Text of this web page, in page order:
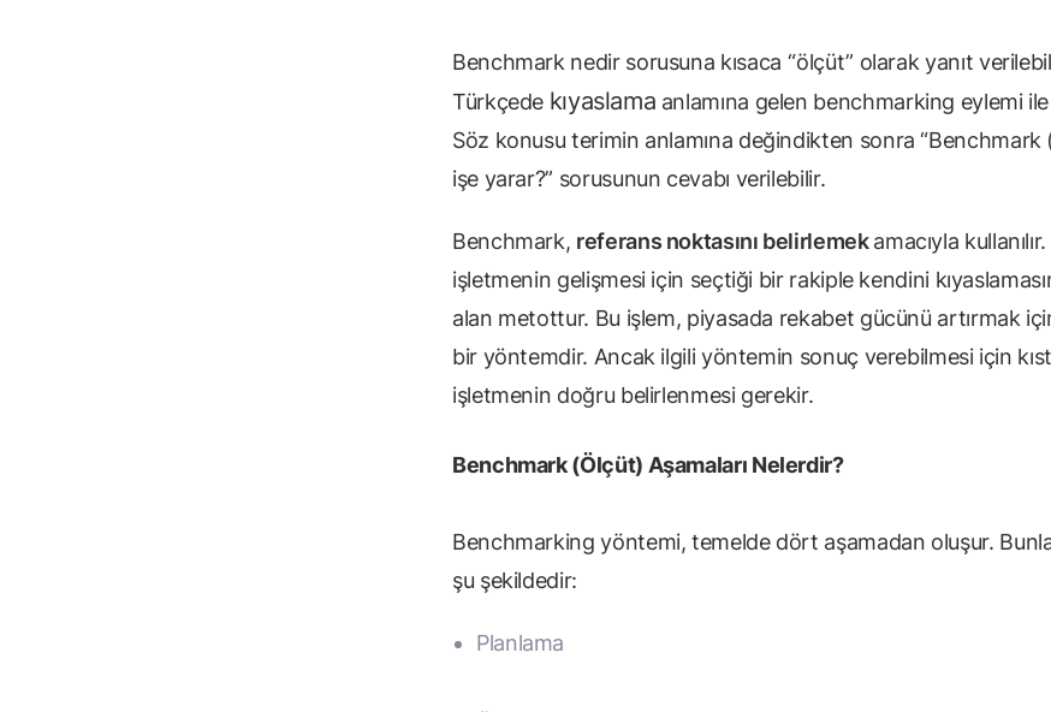
Benchmark nedir sorusuna kısaca “ölçüt” olarak yanıt
Türkçede kıyaslama anlamına gelen benchmarking eylemi
Söz konusu terimin anlamına değindikten sonra “Benchmark
işe yarar?” sorusunun cevabı verilebilir.
Benchmark, referans noktasını belirlemekamacıyla
işletmenin gelişmesi için seçtiği bir rakiple kendini
alan metottur. Bu işlem, piyasada rekabet gücünü artırmak için
bir yöntemdir. Ancak ilgili yöntemin sonuç verebilmesi için
işletmenin doğru belirlenmesi gerekir.
Benchmark (Ölçüt) Aşamaları Nelerdir?
Benchmarking yöntemi, temelde dört aşamadan oluşur.
şu şekildedir:
Planlama